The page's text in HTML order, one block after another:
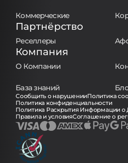
Коммерческие
Партнёрство
Реселлеры
Компания
О Компании
База знаний
Сообщить о нарушенииПолитика
Политика конфиденциальности
Политика Раскрытия Информации
Правила и условияСоглашение о